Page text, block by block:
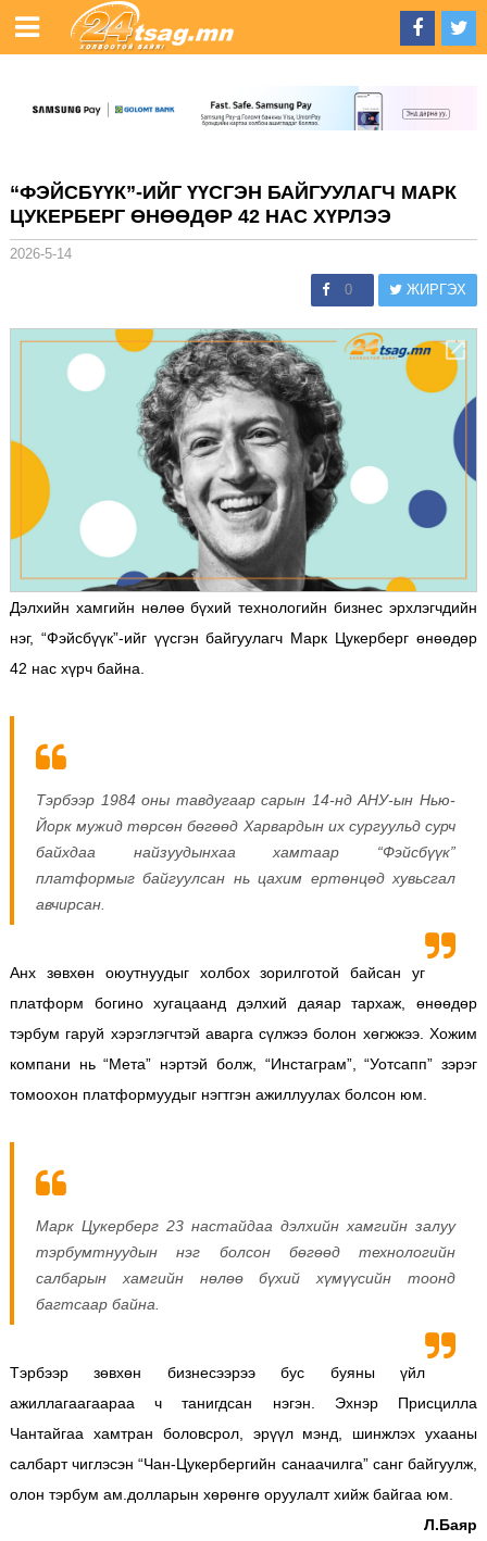
“ФЭЙСБҮҮК”-ИЙГ ҮҮСГЭН БАЙГУУЛАГЧ МАРК
ЦУКЕРБЕРГ ӨНӨӨДӨР 42 НАС ХҮРЛЭЭ
2026-5-14
0 ЖИРГЭХ
Дэлхийн хамгийн нөлөө бүхий технологийн бизнес эрхлэгчдийн
нэг, “Фэйсбүүк”-ийг үүсгэн байгуулагч Марк Цукерберг өнөөдөр
42 нас хүрч байна.
Тэрбээр 1984 оны тавдугаар сарын 14-нд АНУ-ын Нью-
Йорк мужид төрсөн бөгөөд Харвардын их сургуульд сурч
байхдаа найзуудынхаа хамтаар “Фэйсбүүк”
платформыг байгуулсан нь цахим ертөнцөд хувьсгал
авчирсан.
Анх зөвхөн оюутнуудыг холбох зорилготой байсан уг
платформ богино хугацаанд дэлхий даяар тархаж, өнөөдөр
тэрбум гаруй хэрэглэгчтэй аварга сүлжээ болон хөгжжээ. Хожим
компани нь “Мета” нэртэй болж, “Инстаграм”, “Уотсапп” зэрэг
томоохон платформуудыг нэгтгэн ажиллуулах болсон юм.
Марк Цукерберг 23 настайдаа дэлхийн хамгийн залуу
тэрбумтнуудын нэг болсон бөгөөд технологийн
салбарын хамгийн нөлөө бүхий хүмүүсийн тоонд
багтсаар байна.
Тэрбээр зөвхөн бизнесээрээ бус буяны үйл
ажиллагаагаараа ч танигдсан нэгэн. Эхнэр Присцилла
Чантайгаа хамтран боловсрол, эрүүл мэнд, шинжлэх ухааны
салбарт чиглэсэн “Чан-Цукербергийн санаачилга” санг байгуулж,
олон тэрбум ам.долларын хөрөнгө оруулалт хийж байгаа юм.
Л.Баяр